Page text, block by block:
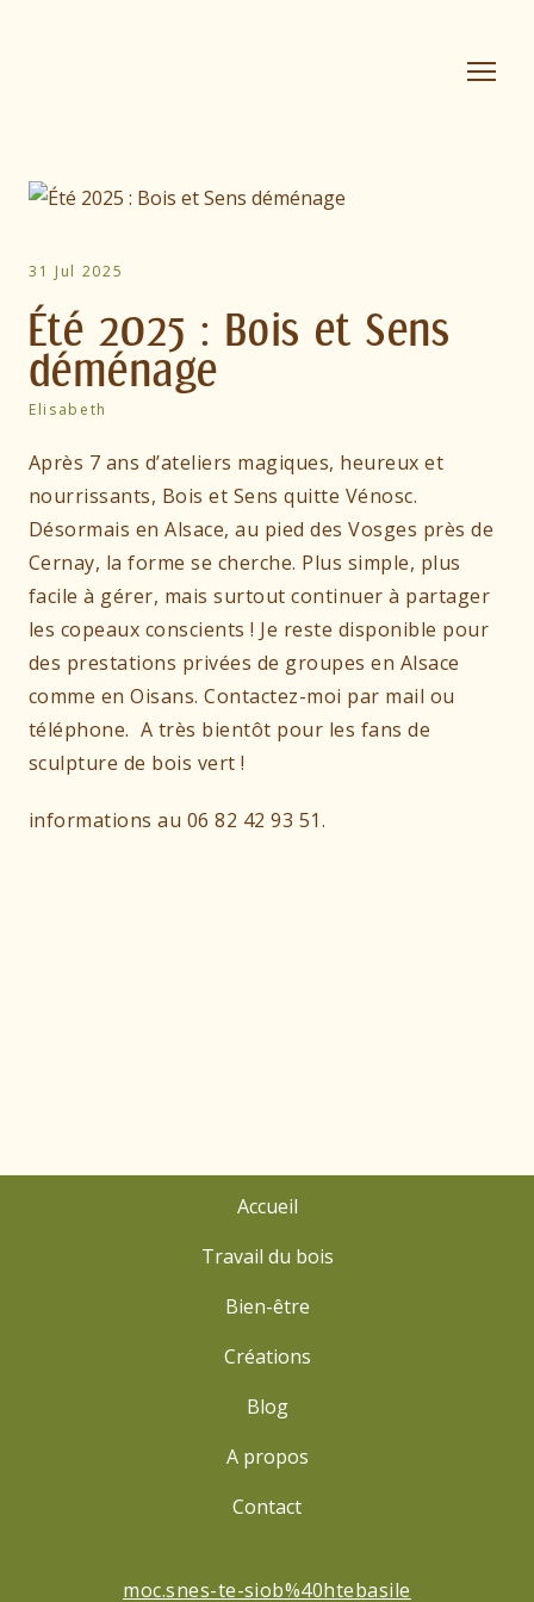
31 Jul 2025
Été 2025 : Bois et Sens
déménage
Elisabeth
Après 7 ans d’ateliers magiques, heureux et
nourrissants, Bois et Sens quitte Vénosc.
Désormais en Alsace, au pied des Vosges près de
Cernay, la forme se cherche. Plus simple, plus
facile à gérer, mais surtout continuer à partager
les copeaux conscients ! Je reste disponible pour
des prestations privées de groupes en Alsace
comme en Oisans. Contactez-moi par mail ou
téléphone. A très bientôt pour les fans de
sculpture de bois vert !
informations au 06 82 42 93 51.
Accueil
Travail du bois
Bien-être
Créations
Blog
A propos
Contact
moc.snes-te-siob%40htebasile